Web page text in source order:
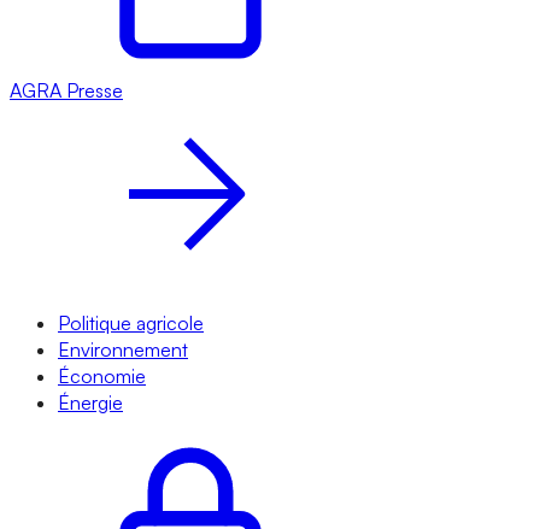
AGRA Presse
Politique agricole
Environnement
Économie
Énergie